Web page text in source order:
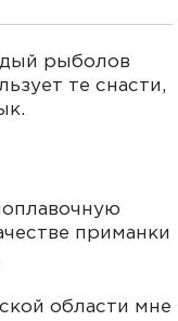
рыболов
те снасти,
приманки
области мне